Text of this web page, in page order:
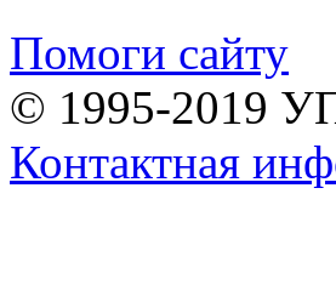
Помоги сайту
© 1995-2019
Контактная